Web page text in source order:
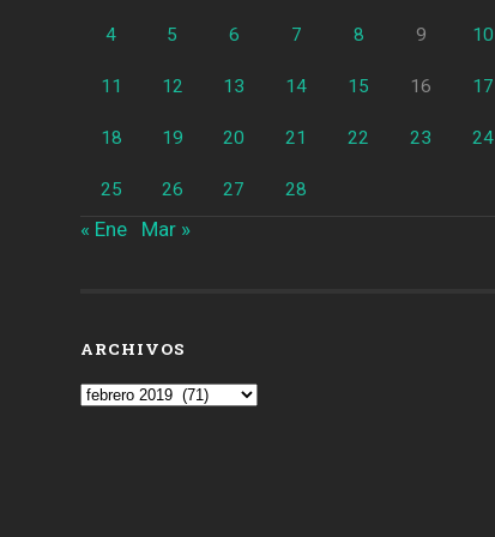
4 5 6 7 8 9 10
11 12 13 14 15 16 17
18 19 20 21 22 23 24
25 26 27 28
« Ene Mar »
ARCHIVOS
Archivos